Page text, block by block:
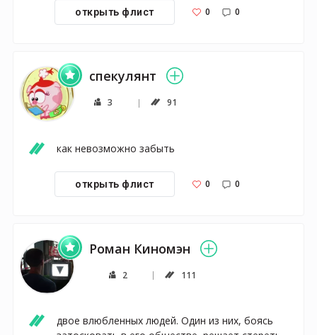
открыть флист 0 0
спекулянт
3 91
как невозможно забыть
открыть флист 0 0
Роман Киномэн
2 111
двое влюбленных людей. Один из них, боясь